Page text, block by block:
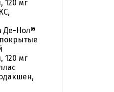
120 мг
Де-Нол®
120 мг